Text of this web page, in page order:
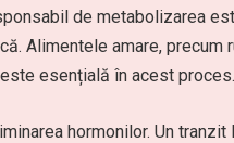
de metabolizarea
Alimentele amare, precum
esențială în acest proces.
hormonilor. Un